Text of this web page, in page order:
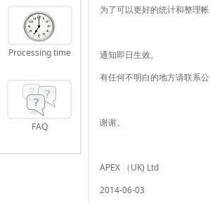
Processing time
FAQ
为了可以更好的统计和整理
通知即日生效。
有任何不明白的地方请联系公
谢谢。
APEX （UK) Ltd
2014-06-03